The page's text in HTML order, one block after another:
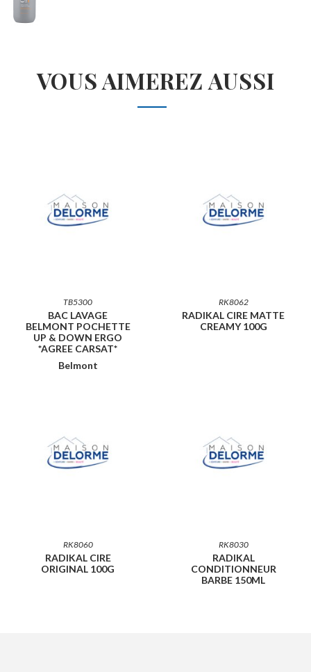
VOUS AIMEREZ AUSSI
TB5300
BAC LAVAGE
BELMONT POCHETTE
UP & DOWN ERGO
*AGREE CARSAT*
Belmont
RK8062
RADIKAL CIRE MATTE
CREAMY 100G
RK8060
RADIKAL CIRE
ORIGINAL 100G
RK8030
RADIKAL
CONDITIONNEUR
BARBE 150ML